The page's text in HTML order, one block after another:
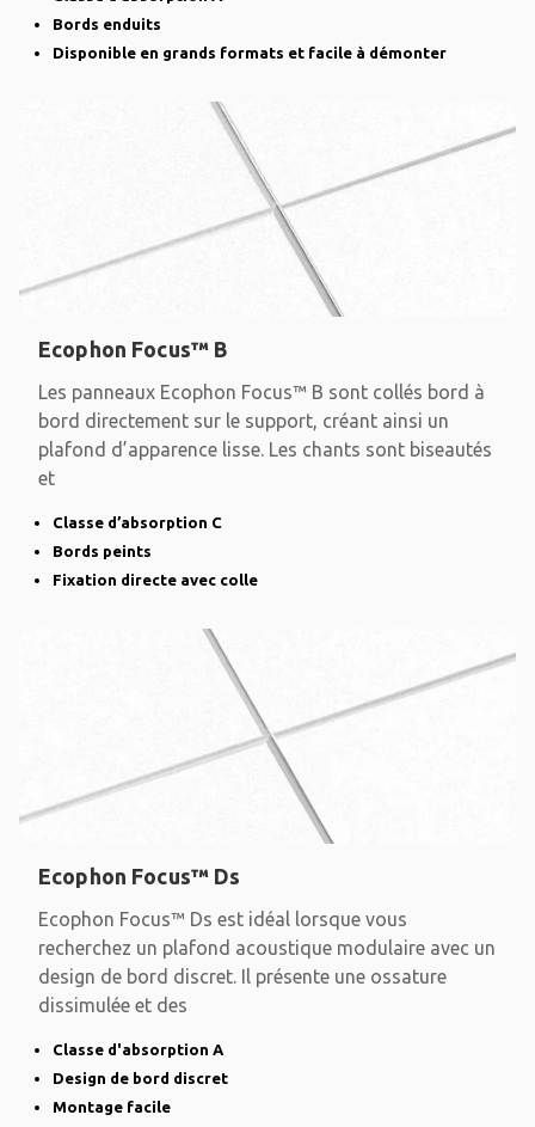
Bords enduits
Disponible en grands formats et facile à démonter
Ecophon Focus™ B
Les panneaux Ecophon Focus™ B sont collés bord à
bord directement sur le support, créant ainsi un
plafond d’apparence lisse. Les chants sont biseautés
et
Classe d’absorption C
Bords peints
Fixation directe avec colle
Ecophon Focus™ Ds
Ecophon Focus™ Ds est idéal lorsque vous
recherchez un plafond acoustique modulaire avec un
design de bord discret. Il présente une ossature
dissimulée et des
Classe d'absorption A
Design de bord discret
Montage facile